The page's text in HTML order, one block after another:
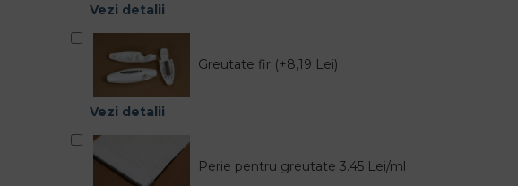
Vezi detalii
Greutate fir (+8,19 Lei)
Vezi detalii
Perie pentru greutate 3.45 Lei/ml